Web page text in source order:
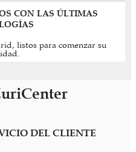
CON LAS ÚLTIMAS
listos para comenzar su
DEL CLIENTE